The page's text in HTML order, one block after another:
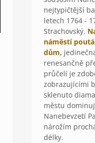
nejtypičtější
letech 1764 -
Strachovský.
náměstí
dům,
renesančně
průčelí je
zobrazujícími
sklenuto
městu
Nanebevzetí
nárožím
délky.